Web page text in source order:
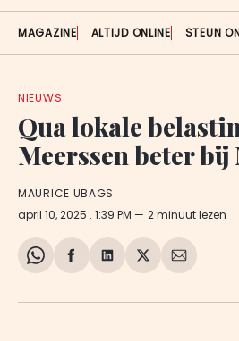
MAGAZINE ALTIJD ONLINE STEUN
NIEUWS
Qua lokale
Meerssen beter
MAURICE UBAGS
april 10, 2025 . 1:39 PM 2 minuut lezen
Share
WhatsApp
Delen
Facebook
Delen
LinkedIn
Share
X
Deel
E-